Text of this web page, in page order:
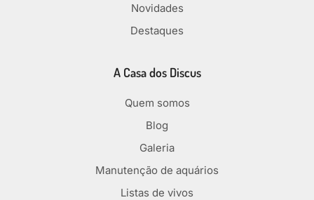
Novidades
Destaques
A Casa dos Discus
Quem somos
Blog
Galeria
Manutenção de aquários
Listas de vivos